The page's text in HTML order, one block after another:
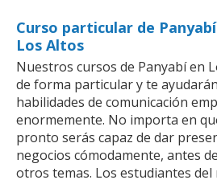
Curso particular de
Los Altos
Nuestros cursos de Panyabí en
de forma particular y te
habilidades de comunicación
enormemente. No importa en
pronto serás capaz de dar
negocios cómodamente, antes
otros temas. Los estudiantes